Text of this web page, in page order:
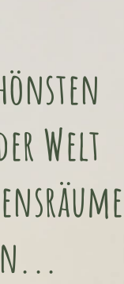
Welt